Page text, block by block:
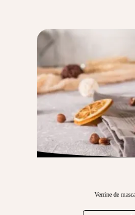
Verrine de